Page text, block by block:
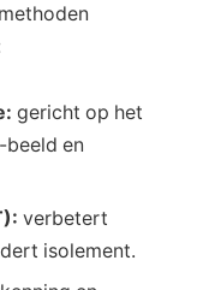
gericht op het
beeld en
verbetert
isolement.